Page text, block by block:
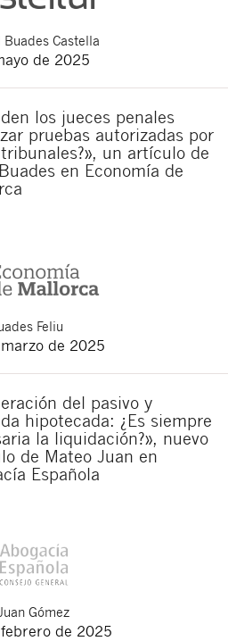
Buades Castella
de 2025
los jueces penales
pruebas autorizadas por
un artículo de
en Economía de
Feliu
de 2025
del pasivo y
hipotecada: ¿Es siempre
la liquidación?», nuevo
de Mateo Juan en
Española
Gómez
de 2025
comunicaciones sobre
legalesyde privacidad
envío manifiesta haber leído la siguiente
La finalidad es la atención a su solicitud.
se explica en lapolítica de privacidad de